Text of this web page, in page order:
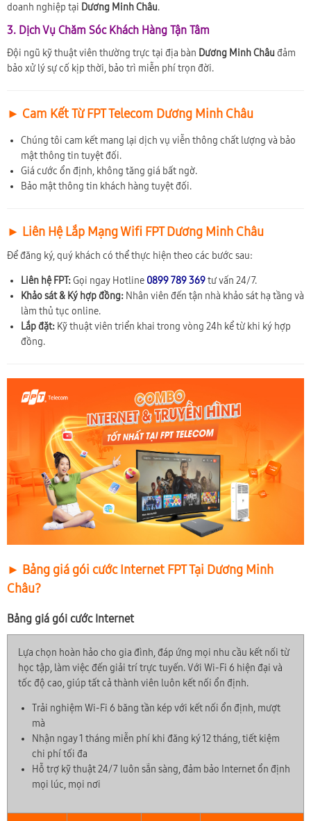
doanh nghiệp tại Dương Minh Châu.
3. Dịch Vụ Chăm Sóc Khách Hàng Tận Tâm
Đội ngũ kỹ thuật viên thường trực tại địa bàn Dương Minh Châu đảm
bảo xử lý sự cố kịp thời, bảo trì miễn phí trọn đời.
► Cam Kết Từ FPT Telecom Dương Minh Châu
Chúng tôi cam kết mang lại dịch vụ viễn thông chất lượng và bảo
mật thông tin tuyệt đối.
Giá cước ổn định, không tăng giá bất ngờ.
Bảo mật thông tin khách hàng tuyệt đối.
► Liên Hệ Lắp Mạng Wifi FPT Dương Minh Châu
Để đăng ký, quý khách có thể thực hiện theo các bước sau:
Liên hệ FPT: Gọi ngay Hotline 0899 789 369tư vấn 24/7.
Khảo sát & Ký hợp đồng: Nhân viên đến tận nhà khảo sát hạ tầng và
làm thủ tục online.
Lắp đặt: Kỹ thuật viên triển khai trong vòng 24h kể từ khi ký hợp
đồng.
► Bảng giá gói cước Internet FPT Tại Dương Minh
Châu?
Bảng giá gói cước Internet
Lựa chọn hoàn hảo cho gia đình, đáp ứng mọi nhu cầu kết nối từ
học tập, làm việc đến giải trí trực tuyến. Với Wi-Fi 6 hiện đại và
tốc độ cao, giúp tất cả thành viên luôn kết nối ổn định.
Trải nghiệm Wi-Fi 6 băng tần kép với kết nối ổn định, mượt
mà
Nhận ngay 1 tháng miễn phí khi đăng ký 12 tháng, tiết kiệm
chi phí tối đa
Hỗ trợ kỹ thuật 24/7 luôn sẵn sàng, đảm bảo Internet ổn định
mọi lúc, mọi nơi